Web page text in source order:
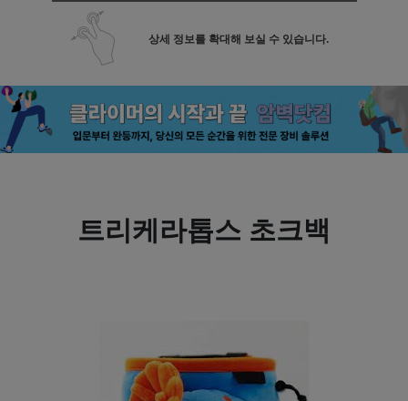
상세 정보를 확대해 보실 수 있습니다.
트리케라톱스 초크백